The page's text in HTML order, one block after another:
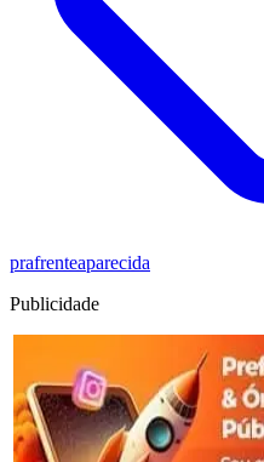
prafrenteaparecida
Publicidade